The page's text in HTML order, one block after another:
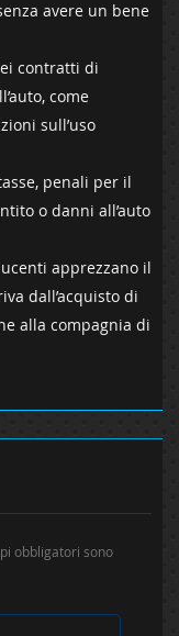
avere un bene
contratti di
come
sull’uso
penali per il
o danni all’auto
apprezzano il
dall’acquisto di
alla compagnia di
obbligatori sono